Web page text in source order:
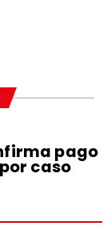
pago
caso